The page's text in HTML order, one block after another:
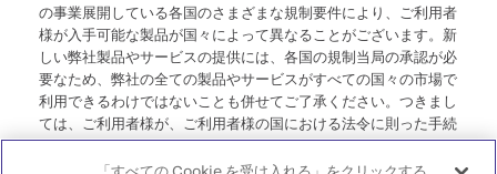
の事業展開している各国のさまざまな規制要件により、ご利用者
様が入手可能な製品が国々によって異なることがございます。新
しい弊社製品やサービスの提供には、各国の規制当局の承認が必
要なため、弊社の全ての製品やサービスがすべての国々の市場で
利用できるわけではないことも併せてご了承ください。つきまし
ては、ご利用者様が、ご利用者様の国における法令に則った手続
き、規制、登録、または使用に準拠していない可能性のある情報
にアクセスすることについて、弊社が一切の責任を負わないこと